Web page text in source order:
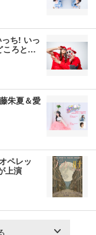
ち! いっ
ころと…
朱夏＆愛
ペレッ
上演